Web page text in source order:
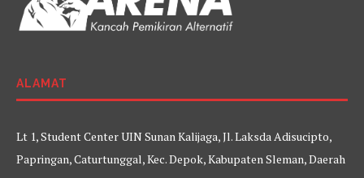
ALAMAT
Lt 1, Student Center UIN Sunan Kalijaga, Jl. Laksda Adisucipto,
Papringan, Caturtunggal, Kec. Depok, Kabupaten Sleman, Daerah